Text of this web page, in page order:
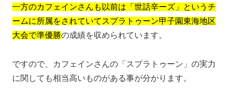
一方のカフェインさんも以前は「世話辛ーズ」というチ
ームに所属をされていてスプラトゥーン甲子園東海地区
大会で準優勝の成績を収められています。
ですので、カフェインさんの「スプラトゥーン」の実力
に関しても相当高いものがある事が分かります。